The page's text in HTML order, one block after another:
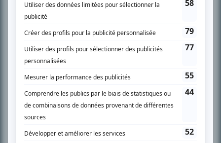
À PROPOS
Chroniqueur télé du journal Le Soleil depuis 2001, Richard Therrien carbure à
télévision» a d’abord oeuvré au magazine TV Hebdo de 1996 à 2001. Sa
spécialité: la télé québécoise. On peut l’entendre régulièrement commenter
l’actualité télévisuelle au 98,5.
En savoir plus »
SUR LE RÉSEAU BIZZ MÉDIA